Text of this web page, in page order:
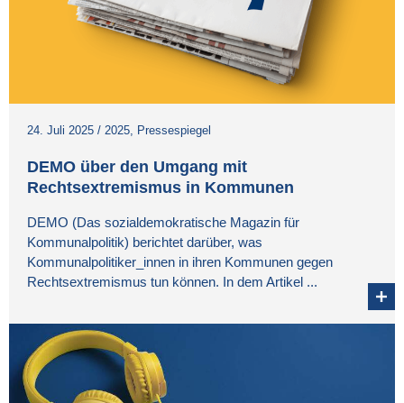
24. Juli 2025 / 2025, Pressespiegel
DEMO über den Umgang mit
Rechtsextremismus in Kommunen
DEMO (Das sozialdemokratische Magazin für
Kommunalpolitik) berichtet darüber, was
Kommunalpolitiker_innen in ihren Kommunen gegen
Rechtsextremismus tun können. In dem Artikel ...